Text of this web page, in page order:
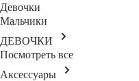
Девочки
Мальчики
ДЕВОЧКИ
Посмотреть все
Аксессуары